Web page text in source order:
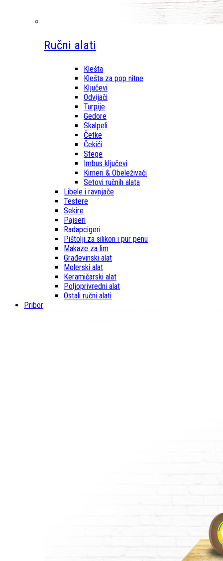
Ručni alati
Klešta
Klešta za pop nitne
Ključevi
Odvijači
Turpije
Gedore
Skalpeli
Četke
Čekići
Stege
Imbus ključevi
Kirneri & Obeleživači
Setovi ručnih alata
Libele i ravnjače
Testere
Sekire
Pajseri
Radapcigeri
Pištolji za silikon i pur penu
Makaze za lim
Građevinski alat
Molerski alat
Keramičarski alat
Poljoprivredni alat
Ostali ručni alati
Pribor